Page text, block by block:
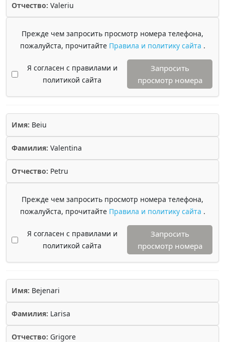
Отчество: Valeriu
Прежде чем запросить просмотр номера телефона,
пожалуйста, прочитайте Правила и политику сайта .
Я согласен с правилами и
политикой сайта
Запросить
просмотр номера
Имя: Beiu
Фамилия: Valentina
Отчество: Petru
Прежде чем запросить просмотр номера телефона,
пожалуйста, прочитайте Правила и политику сайта .
Я согласен с правилами и
политикой сайта
Запросить
просмотр номера
Имя: Bejenari
Фамилия: Larisa
Отчество: Grigore